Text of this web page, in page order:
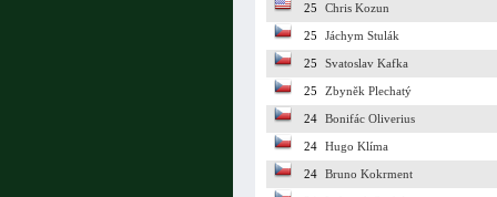
25 Chris Kozun
25 Jáchym Stulák
25 Svatoslav Kafka
25 Zbyněk Plechatý
24 Bonifác Oliverius
24 Hugo Klíma
24 Bruno Kokrment